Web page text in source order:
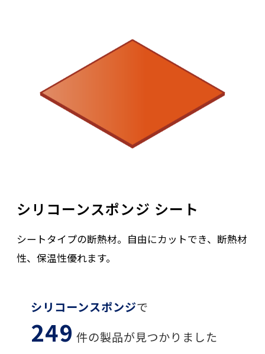
シリコーンスポンジ シート
シートタイプの断熱材。自由にカットでき、断熱材
性、保温性優れます。
シリコーンスポンジで
249 件の製品が見つかりました